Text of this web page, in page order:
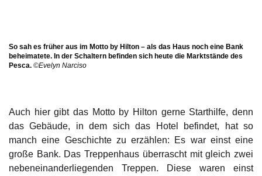
So sah es früher aus im Motto by Hilton – als das Haus noch eine Bank
beheimatete. In der Schaltern befinden sich heute die Marktstände des
Pesca. ©Evelyn Narciso
Auch hier gibt das Motto by Hilton gerne Starthilfe, denn
das Gebäude, in dem sich das Hotel befindet, hat so
manch eine Geschichte zu erzählen: Es war einst eine
große Bank. Das Treppenhaus überrascht mit gleich zwei
nebeneinanderliegenden Treppen. Diese waren einst